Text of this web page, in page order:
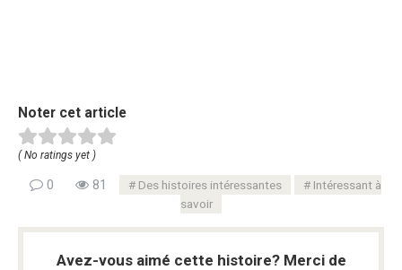
Noter cet article
( No ratings yet )
0 81 Des histoires intéressantes
Intéressant à
savoir
Avez-vous aimé cette histoire? Merci de